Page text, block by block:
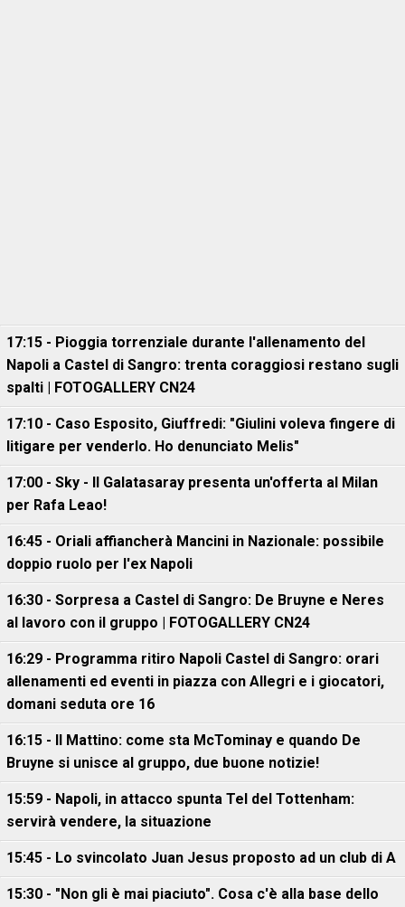
17:15 - Pioggia torrenziale durante l'allenamento del
Napoli a Castel di Sangro: trenta coraggiosi restano sugli
spalti | FOTOGALLERY CN24
17:10 - Caso Esposito, Giuffredi: "Giulini voleva fingere di
litigare per venderlo. Ho denunciato Melis"
17:00 - Sky - Il Galatasaray presenta un'offerta al Milan
per Rafa Leao!
16:45 - Oriali affiancherà Mancini in Nazionale: possibile
doppio ruolo per l'ex Napoli
16:30 - Sorpresa a Castel di Sangro: De Bruyne e Neres
al lavoro con il gruppo | FOTOGALLERY CN24
16:29 - Programma ritiro Napoli Castel di Sangro: orari
allenamenti ed eventi in piazza con Allegri e i giocatori,
domani seduta ore 16
16:15 - Il Mattino: come sta McTominay e quando De
Bruyne si unisce al gruppo, due buone notizie!
15:59 - Napoli, in attacco spunta Tel del Tottenham:
servirà vendere, la situazione
15:45 - Lo svincolato Juan Jesus proposto ad un club di A
15:30 - "Non gli è mai piaciuto". Cosa c'è alla base dello